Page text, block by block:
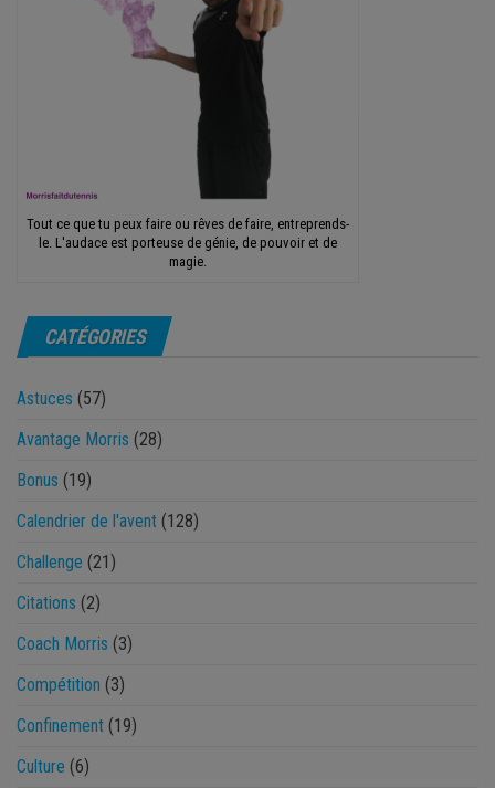
Tout ce que tu peux faire ou rêves de faire, entreprends-
le. L'audace est porteuse de génie, de pouvoir et de
magie.
CATÉGORIES
Astuces (57)
Avantage Morris (28)
Bonus (19)
Calendrier de l'avent (128)
Challenge (21)
Citations (2)
Coach Morris (3)
Compétition (3)
Confinement (19)
Culture (6)